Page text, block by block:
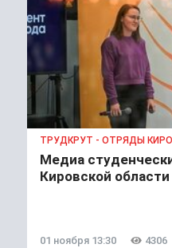
ТРУДКРУТ - ОТРЯДЫ
Медиа
Кировской
01 ноября 13:30 4306